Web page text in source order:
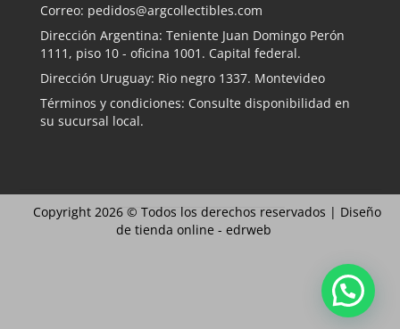
Correo: pedidos@argcollectibles.com
Dirección Argentina: Teniente Juan Domingo Perón
1111, piso 10 - oficina 1001. Capital federal.
Dirección Uruguay: Rio negro 1337. Montevideo
Términos y condiciones: Consulte disponibilidad en
su sucursal local.
Copyright 2026 © Todos los derechos reservados | Diseño
de tienda online - edrweb